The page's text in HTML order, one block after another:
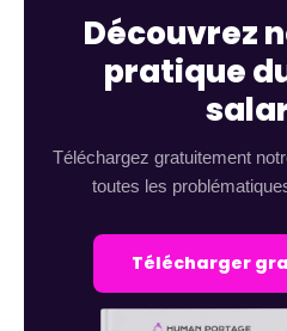
Découvrez
pratique
Téléchargez gratuitement
toutes les
Télécharger